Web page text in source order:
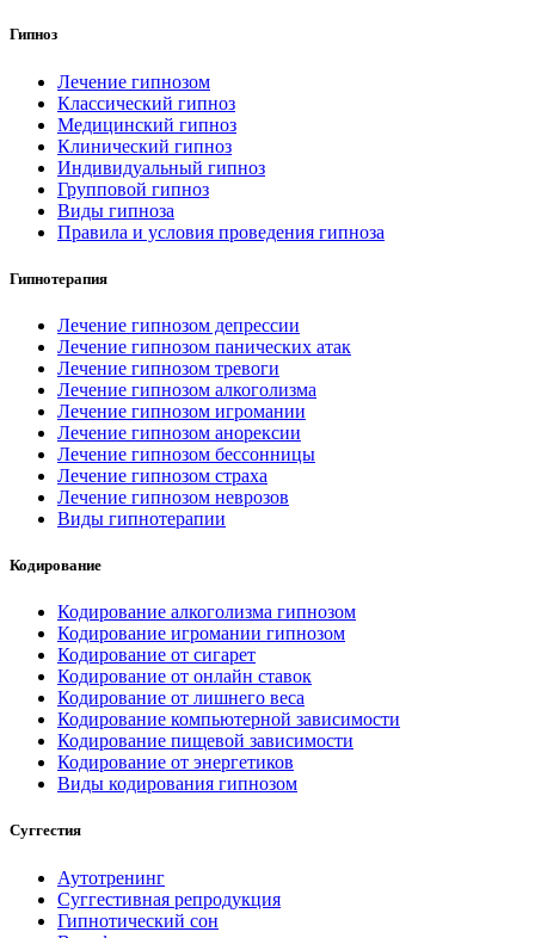
Гипноз
Лечение гипнозом
Классический гипноз
Медицинский гипноз
Клинический гипноз
Индивидуальный гипноз
Групповой гипноз
Виды гипноза
Правила и условия проведения гипноза
Гипнотерапия
Лечение гипнозом депрессии
Лечение гипнозом панических атак
Лечение гипнозом тревоги
Лечение гипнозом алкоголизма
Лечение гипнозом игромании
Лечение гипнозом анорексии
Лечение гипнозом бессонницы
Лечение гипнозом страха
Лечение гипнозом неврозов
Виды гипнотерапии
Кодирование
Кодирование алкоголизма гипнозом
Кодирование игромании гипнозом
Кодирование от сигарет
Кодирование от онлайн ставок
Кодирование от лишнего веса
Кодирование компьютерной зависимости
Кодирование пищевой зависимости
Кодирование от энергетиков
Виды кодирования гипнозом
Суггестия
Аутотренинг
Суггестивная репродукция
Гипнотический сон